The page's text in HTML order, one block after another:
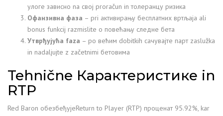
улоге зависно na свој proračun in толеранцу ризика
Офанзивна фаза – pri активирању бесплатних вртљаја ali
bonus funkcij razmislite o повећању следне бета
Утврђујућа faza – po већим dobitkih сачувајте парт zaslužka
in nadaljujte z začetnimi бетовима
Tehnične Карактеристике in
RTP
Red Baron обезбеђујеReturn to Player (RTP) проценат 95.92%, kar